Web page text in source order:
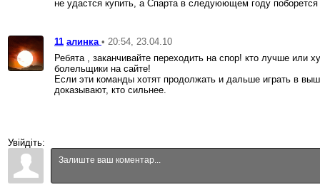
не удастся купить, а Спарта в следуюющем году
11 алинка • 20:54, 23.04.10
Ребята , заканчивайте переходить на спор! кто лучше
болельщики на сайте!
Если эти команды хотят продолжать и дальше играть в
доказывают, кто сильнее.
Увійдіть: